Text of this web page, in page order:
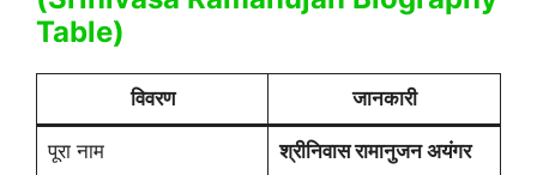
Table)
विवरण जानकारी
पूरा नाम श्रीनिवास रामानुजन अयंगर